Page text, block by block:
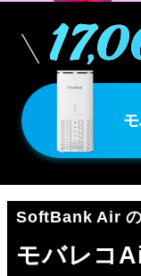
SoftBank Air
モバレコ